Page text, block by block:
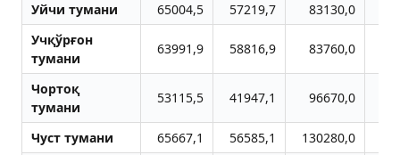
Уйчи тумани 65004,5 57219,7 83130,0
Учқўрғон
тумани
63991,9 58816,9 83760,0
Чортоқ
тумани
53115,5 41947,1 96670,0
Чуст тумани 65667,1 56585,1
130280,0